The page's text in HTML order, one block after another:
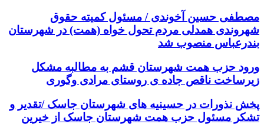
مصطفی حسین آخوندی / مسئول کمیته حقوق
شهروندی همدلی مردم تحول خواه (همت) در شهرستان
بندرعباس منصوب شد
ورود حزب همت شهرستان‌ قشم به مطالبه مشکل
زیرساخت ناقص جاده ی روستای مرادی وگوری
پخش نذورات در حسینیه های شهرستان جاسک /تقدیر و
تشکر مسئول حزب همت شهرستان جاسک از خیرین